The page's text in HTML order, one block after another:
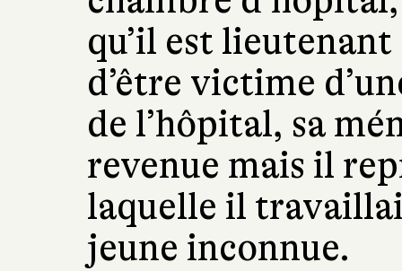
qu’il est
d’être victime
de l’hôpital, sa
revenue mais il
laquelle il
jeune inconnue.